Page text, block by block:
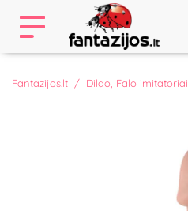
Fantazijos.lt Dildo, Falo imitatoriai